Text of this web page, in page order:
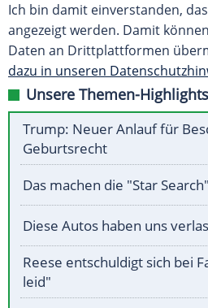
Ich bin damit einverstanden,
angezeigt werden. Damit
Daten an Drittplattformen
dazu in unseren
Unsere Themen-Highlights
Trump: Neuer Anlauf für
Geburtsrecht
Das machen die "Star
Diese Autos haben uns
Reese entschuldigt sich bei
leid"